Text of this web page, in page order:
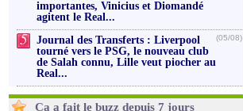
importantes, Vinicius et Diomandé
agitent le Real...
5
Journal des Transferts : Liverpool
tourné vers le PSG, le nouveau club
de Salah connu, Lille veut piocher au
Real...
(05/08)
Ça a fait le buzz depuis 7 jours